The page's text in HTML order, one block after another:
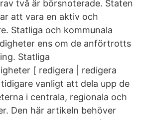
två är börsnoterade. Staten
att vara en aktiv och
Statliga och kommunala
ens om de anförtrotts
Statliga
[ redigera | redigera
vanligt att dela upp de
i centrala, regionala och
Den här artikeln behöver